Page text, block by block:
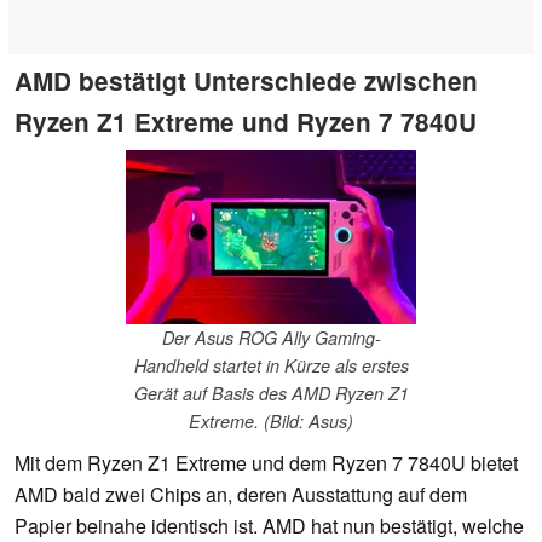
AMD bestätigt Unterschiede zwischen
Ryzen Z1 Extreme und Ryzen 7 7840U
Der Asus ROG Ally Gaming-
Handheld startet in Kürze als erstes
Gerät auf Basis des AMD Ryzen Z1
Extreme. (Bild: Asus)
Mit dem Ryzen Z1 Extreme und dem Ryzen 7 7840U bietet
AMD bald zwei Chips an, deren Ausstattung auf dem
Papier beinahe identisch ist. AMD hat nun bestätigt, welche